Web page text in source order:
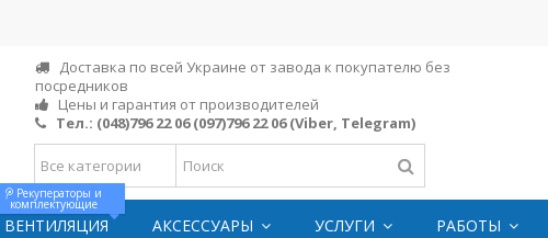
Доставка по всей Украине от завода к покупателю без
посредников
Цены и гарантия от производителей
Тел.: (048)796 22 06 (097)796 22 06 (Viber, Telegram)
ВЕНТИЛЯЦИЯ
Рекуператоры и
комплектующие
АКСЕССУАРЫ УСЛУГИ РАБОТЫ